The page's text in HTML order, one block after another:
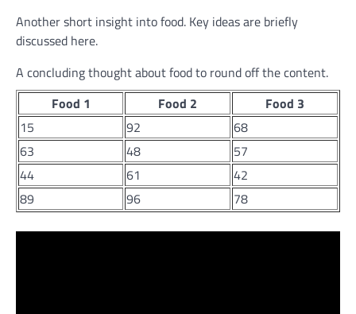
Another short insight into food. Key ideas are briefly
discussed here.
A concluding thought about food to round off the content.
Food 1
Food 2
Food 3
15
92
68
63
48
57
44
61
42
89
96 78